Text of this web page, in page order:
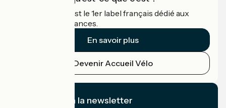
Accueil Vélo c'est le 1er label français dédié aux
cyclistes en vacances.
En savoir plus
Devenir Accueil Vélo
Je m'abonne à la newsletter